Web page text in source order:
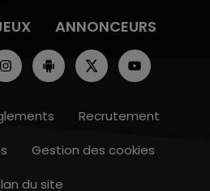
LA FAMILLE CHAMPAGNE
ANNONCEURS
Recrutement
Gestion des cookies
du site